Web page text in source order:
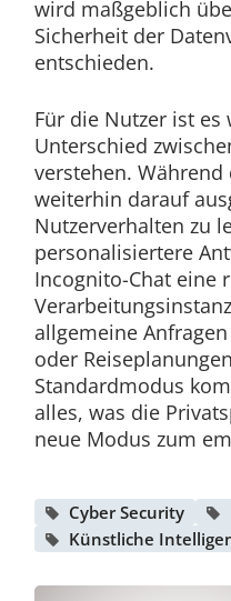
wird maßgeblich
Sicherheit der
entschieden.
Für die Nutzer ist es
Unterschied
verstehen. Während
weiterhin darauf
Nutzerverhalten zu
personalisiertere
Incognito-Chat eine
allgemeine
oder
Standardmodus
alles, was die
neue Modus zum
Cyber Security
Künstliche